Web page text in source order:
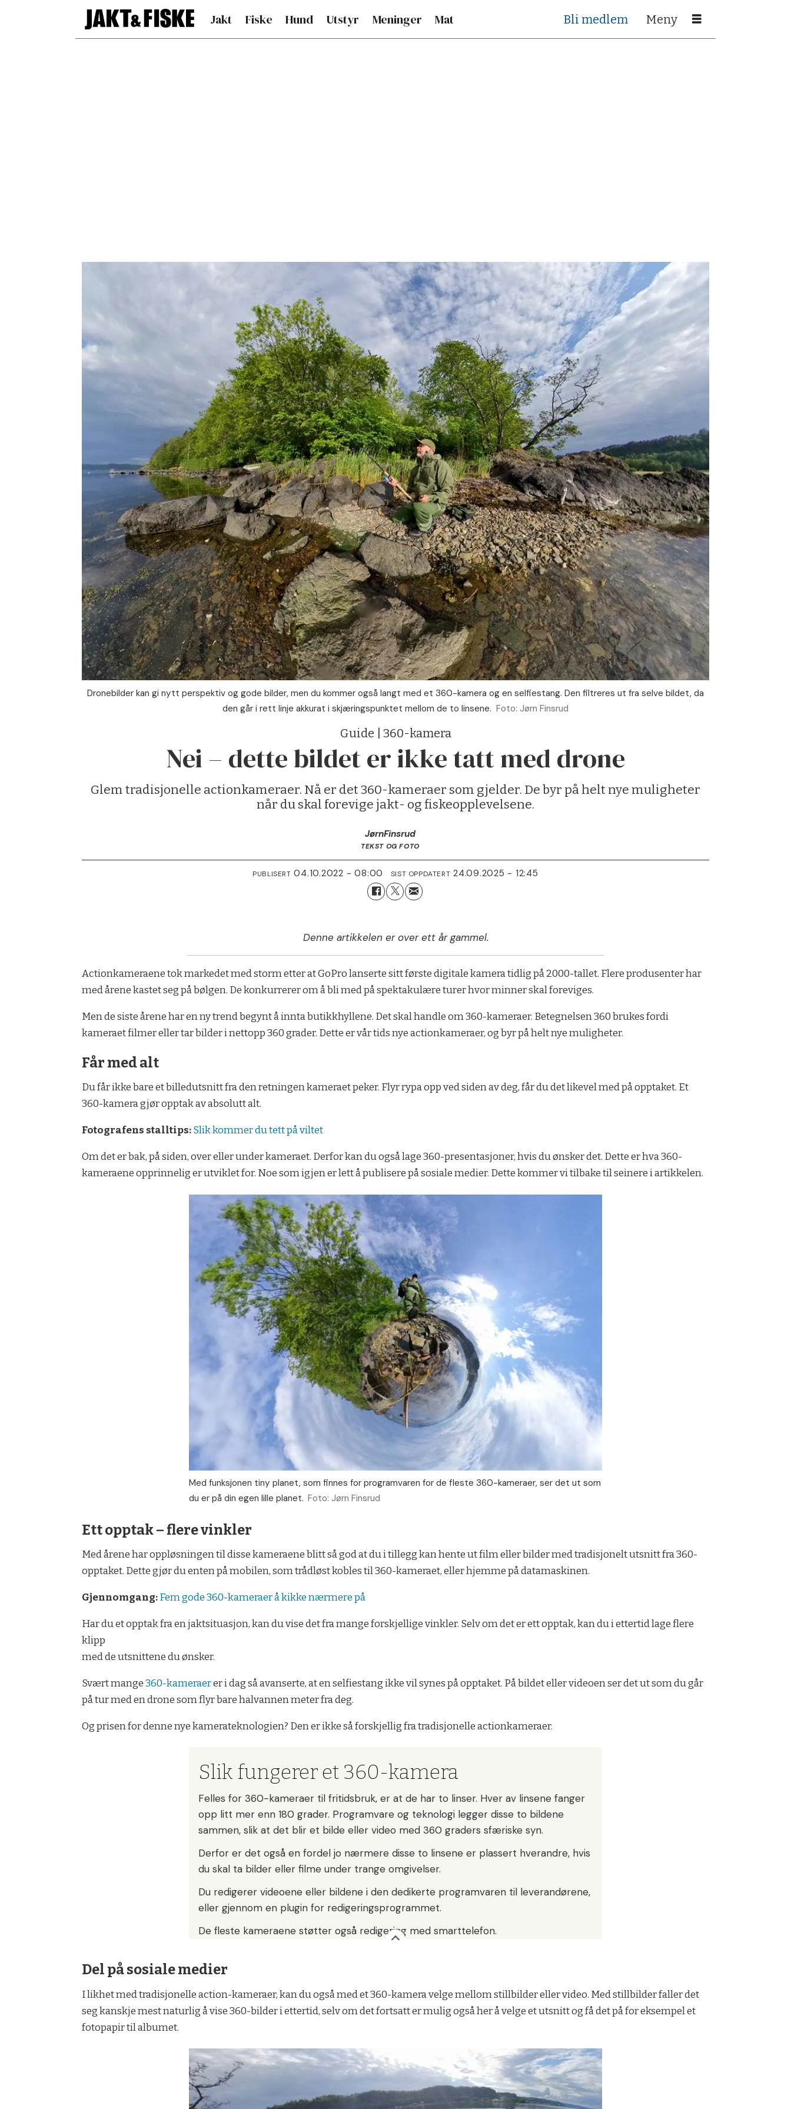
Jakt Fiske Hund Utstyr Meninger Mat Bli medlem
Dronebilder kan gi nytt perspektiv og gode bilder, men du kommer også langt med et 360-kamera og en selfiestang. Den filtreres ut fra selve bildet, da
den går i rett linje akkurat i skjæringspunktet mellom de to linsene. Foto: Jørn Finsrud
Guide | 360-kamera
Nei – dette bildet er ikke tatt med drone
Glem tradisjonelle actionkameraer. Nå er det 360-kameraer som gjelder. De byr på helt nye muligheter
når du skal forevige jakt- og fiskeopplevelsene.
JørnFinsrud
TEKST OG FOTO
PUBLISERT 04.10.2022 - 08:00 SIST OPPDATERT 24.09.2025 - 12:45
Denne artikkelen er over ett år gammel.
Actionkameraene tok markedet med storm etter at GoPro lanserte sitt første digitale kamera tidlig på 2000-tallet. Flere produsenter har
med årene kastet seg på bølgen. De konkurrerer om å bli med på spektakulære turer hvor minner skal foreviges.
Men de siste årene har en ny trend begynt å innta butikkhyllene. Det skal handle om 360-kameraer. Betegnelsen 360 brukes fordi
kameraet filmer eller tar bilder i nettopp 360 grader. Dette er vår tids nye actionkameraer, og byr på helt nye muligheter.
Får med alt
Du får ikke bare et billedutsnitt fra den retningen kameraet peker. Flyr rypa opp ved siden av deg, får du det likevel med på opptaket. Et
360-kamera gjør opptak av absolutt alt.
Fotografens stalltips:Slik kommer du tett på viltet
Om det er bak, på siden, over eller under kameraet. Derfor kan du også lage 360-presentasjoner, hvis du ønsker det. Dette er hva 360-
kameraene opprinnelig er utviklet for. Noe som igjen er lett å publisere på sosiale medier. Dette kommer vi tilbake til seinere i artikkelen.
Med funksjonen tiny planet, som finnes for programvaren for de fleste 360-kameraer, ser det ut som
du er på din egen lille planet. Foto: Jørn Finsrud
Ett opptak – flere vinkler
Med årene har oppløsningen til disse kameraene blitt så god at du i tillegg kan hente ut film eller bilder med tradisjonelt utsnitt fra 360-
opptaket. Dette gjør du enten på mobilen, som trådløst kobles til 360-kameraet, eller hjemme på datamaskinen.
Gjennomgang:Fem gode 360-kameraer å kikke nærmere på
Har du et opptak fra en jaktsituasjon, kan du vise det fra mange forskjellige vinkler. Selv om det er ett opptak, kan du i ettertid lage flere
klipp
med de utsnittene du ønsker.
Svært mange360-kameraerer i dag så avanserte, at en selfiestang ikke vil synes på opptaket. På bildet eller videoen ser det ut som du går
på tur med en drone som flyr bare halvannen meter fra deg.
Og prisen for denne nye kamerateknologien? Den er ikke så forskjellig fra tradisjonelle actionkameraer.
Slik fungerer et 360-kamera
Felles for 360-kameraer til fritidsbruk, er at de har to linser. Hver av linsene fanger
opp litt mer enn 180 grader. Programvare og teknologi legger disse to bildene
sammen, slik at det blir et bilde eller video med 360 graders sfæriske syn.
Derfor er det også en fordel jo nærmere disse to linsene er plassert hverandre, hvis
du skal ta bilder eller filme under trange omgivelser.
Du redigerer videoene eller bildene i den dedikerte programvaren til leverandørene,
eller gjennom en plugin for redigeringsprogrammet.
De fleste kameraene støtter også redigering med smarttelefon.
Del på sosiale medier
I likhet med tradisjonelle action-kameraer, kan du også med et 360-kamera velge mellom stillbilder eller video. Med stillbilder faller det
seg kanskje mest naturlig å vise 360-bilder i ettertid, selv om det fortsatt er mulig også her å velge et utsnitt og få det på for eksempel et
fotopapir til albumet.